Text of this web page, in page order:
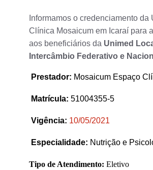
Informamos o credenciamento da
Clínica Mosaicum em Icaraí para
aos beneficiários da Unimed
Intercâmbio Federativo e
Prestador: Mosaicum Espaço
Matrícula: 51004355-5
Vigência: 10/05/2021
Especialidade: Nutrição e
Tipo de Atendimento: Eletivo